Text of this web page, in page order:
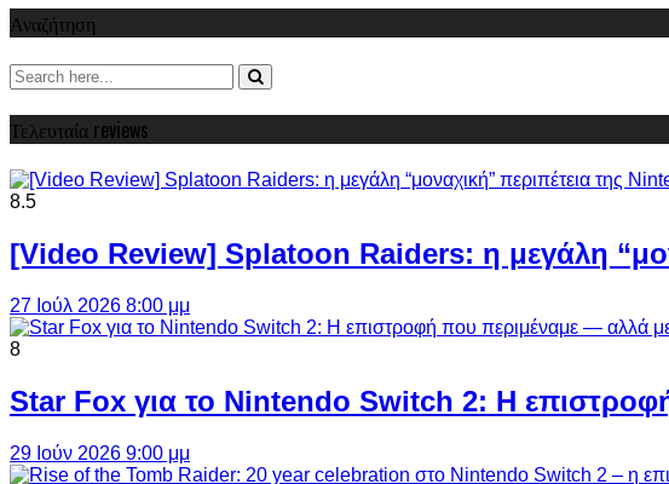
Αναζήτηση
Τελευταία reviews
8.5
[Video Review] Splatoon Raiders: η μεγάλη
27 Ιούλ 2026 8:00 μμ
8
Star Fox για το Nintendo Switch 2: Η
29 Ιούν 2026 9:00 μμ